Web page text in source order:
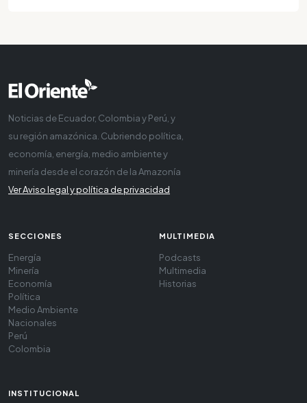
Noticias de Ecuador, Colombia y Perú, y
su región amazónica. Cubriendo política,
economía, energía, medio ambiente y
minería desde el corazón de la Amazonía
Ver Aviso legal y política de privacidad
SECCIONES
Energía
Minería
Economía
Política
Medio Ambiente
Nacionales
Perú
Colombia
MULTIMEDIA
Podcasts
Multimedia
Historias
INSTITUCIONAL